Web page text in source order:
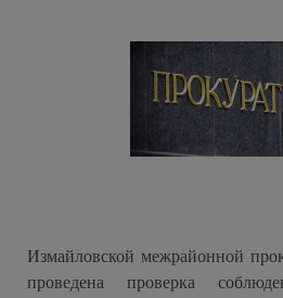
Измайловской межрайонной
проведена проверка